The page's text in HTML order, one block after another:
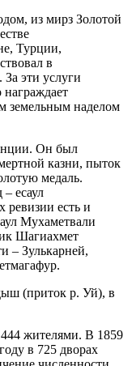
из мирз Золотой
Турции,
в
эти услуги
награждает
земельным наделом
Он был
казни, пыток
медаль.
есаул
ревизии есть и
Мухаметвали
Шагиахмет
– Зулькарней,
(приток р. Уй), в
жителями. В 1859
в 725 дворах